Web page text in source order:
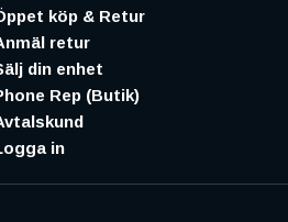
köp & Retur
retur
din enhet
Rep (Butik)
in